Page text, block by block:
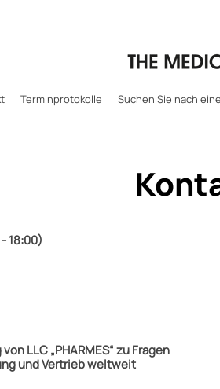
Terminprotokolle Suchen Sie nach
18:00)
LLC „PHARMES“ zu Fragen
und Vertrieb weltweit